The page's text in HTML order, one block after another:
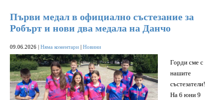
Първи медал в официално състезание за
Робърт и нови два медала на Данчо
09.06.2026 | Няма коментари | Новини
Горди сме с
нашите
състезатели!
На 6 юни 9